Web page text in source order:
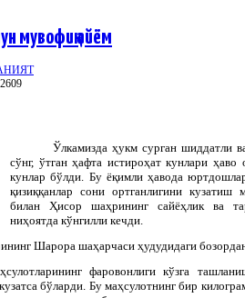
мувофиқ айём
Ўлкамизда ҳукм сурган шиддатли
сўнг, ўтган ҳафта истироҳат кунлари
кунлар бўлди. Бу ёқимли ҳавода
қизиққанлар сони ортганлигини
билан Ҳисор шаҳрининг сайёҳлик ва
ниҳоятда кўнгилли кечди.
Шарора шаҳарчаси ҳудудидаги
фаровонлиги кўзга
бўларди. Бу маҳсулотнинг бир